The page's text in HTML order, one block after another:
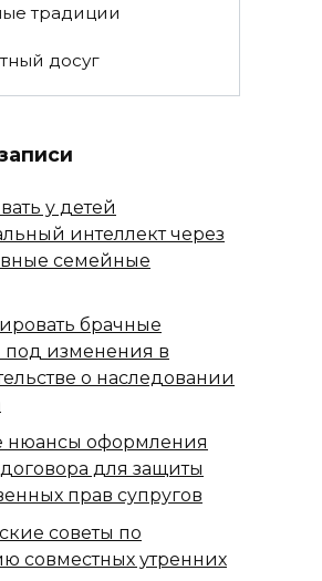
традиции
досуг
у детей
интеллект через
семейные
брачные
под изменения в
о наследовании
нюансы оформления
для защиты
прав супругов
советы по
совместных утренних